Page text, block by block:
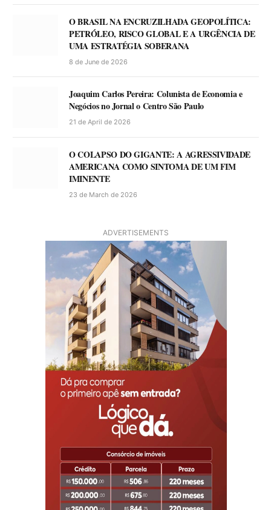
O BRASIL NA ENCRUZILHADA GEOPOLÍTICA:
PETRÓLEO, RISCO GLOBAL E A URGÊNCIA DE
UMA ESTRATÉGIA SOBERANA
8 de June de 2026
Joaquim Carlos Pereira: Colunista de Economia e
Negócios no Jornal o Centro São Paulo
21 de April de 2026
O COLAPSO DO GIGANTE: A AGRESSIVIDADE
AMERICANA COMO SINTOMA DE UM FIM
IMINENTE
23 de March de 2026
ADVERTISEMENTS